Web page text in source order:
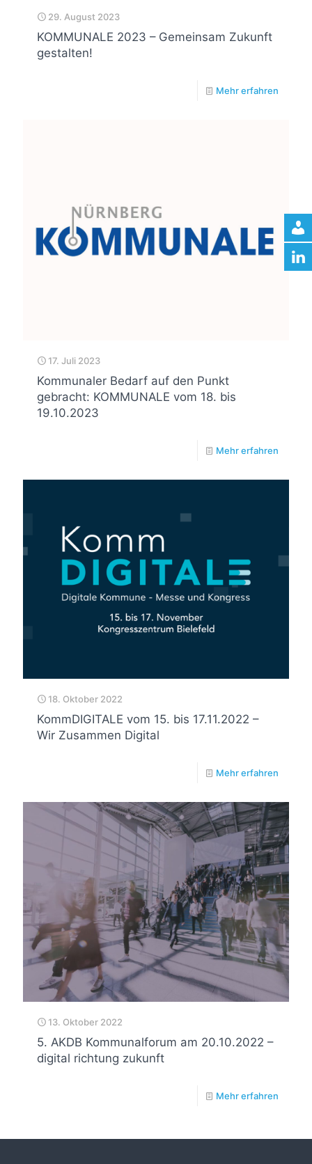
29. August 2023
KOMMUNALE 2023 – Gemeinsam Zukunft
gestalten!
Mehr erfahren
17. Juli 2023
Kommunaler Bedarf auf den Punkt
gebracht: KOMMUNALE vom 18. bis
19.10.2023
Mehr erfahren
18. Oktober 2022
KommDIGITALE vom 15. bis 17.11.2022 –
Wir Zusammen Digital
Mehr erfahren
13. Oktober 2022
5. AKDB Kommunalforum am 20.10.2022 –
digital richtung zukunft
Mehr erfahren